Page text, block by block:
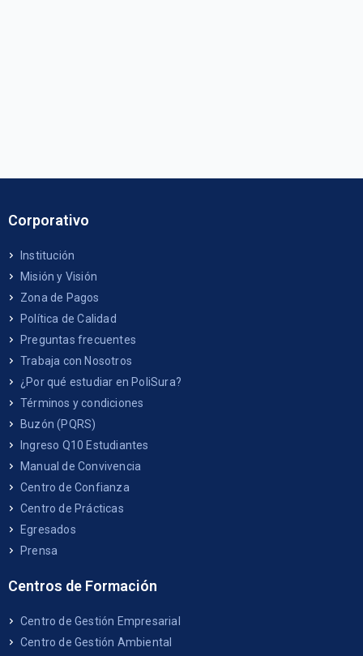
Corporativo
Institución
Misión y Visión
Zona de Pagos
Política de Calidad
Preguntas frecuentes
Trabaja con Nosotros
¿Por qué estudiar en PoliSura?
Términos y condiciones
Buzón (PQRS)
Ingreso Q10 Estudiantes
Manual de Convivencia
Centro de Confianza
Centro de Prácticas
Egresados
Prensa
Centros de Formación
Centro de Gestión Empresarial
Centro de Gestión Ambiental